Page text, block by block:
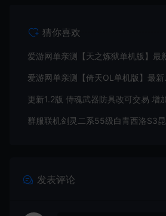
猜你喜欢
爱游网单亲测【倚天
发表评论